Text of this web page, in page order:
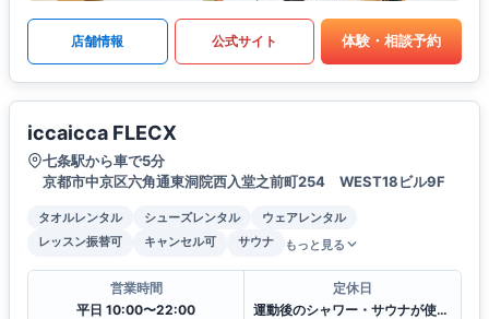
店舗情報 公式サイト 体験・相談予約
iccaicca FLECX
七条駅から車で5分
京都市中京区六角通東洞院西入堂之前町254 WEST18ビル9F
タオルレンタル シューズレンタル
ウェアレンタル
レッスン振替可
キャンセル可 サウナ もっと見る
営業時間
平日 10:00〜22:00
定休日
運動後のシャワー・サウナが使えます